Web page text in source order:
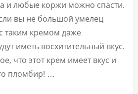
и любые коржи можно спасти.
вы не большой умелец
таким кремом даже
иметь восхитительный вкус.
что этот крем имеет вкус и
пломбир! …